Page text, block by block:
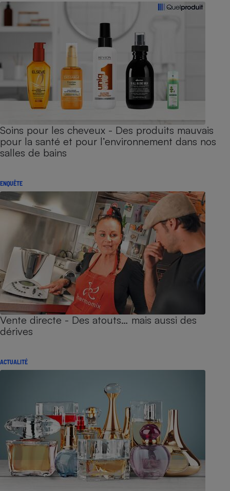
Soins pour les cheveux - Des produits mauvais
pour la santé et pour l’environnement dans nos
salles de bains
ENQUÊTE
Vente directe - Des atouts… mais aussi des
dérives
ACTUALITÉ